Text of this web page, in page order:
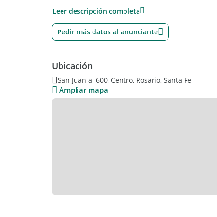
Financiación hasta plazo de obra. Opcional
Entrega Noviembre 2026
Leer descripción completa
Pedir más datos al anunciante
Ubicación
San Juan al 600, Centro, Rosario, Santa Fe
Ampliar mapa